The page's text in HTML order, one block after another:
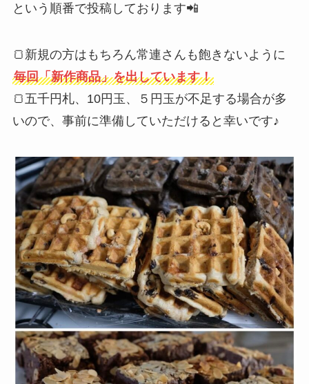
という順番で投稿しております📲
🍞新規の方はもちろん常連さんも飽きないように
毎回「新作商品」を出しています！
🍞五千円札、10円玉、５円玉が不足する場合が多
いので、事前に準備していただけると幸いです♪